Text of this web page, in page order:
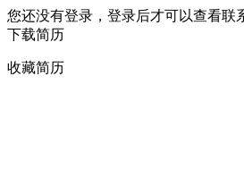
您还没有登录，登录后才可以查看联
下载简历
收藏简历